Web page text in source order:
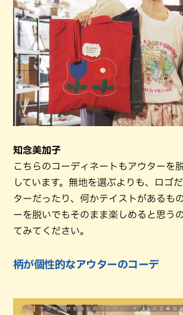
知念美加子
こちらのコーディネートもアウターを
しています。無地を選ぶよりも、ロゴ
ターだったり、何かテイストがあるも
ーを脱いでもそのまま楽しめると思う
てみてください。
柄が個性的なアウターのコーデ